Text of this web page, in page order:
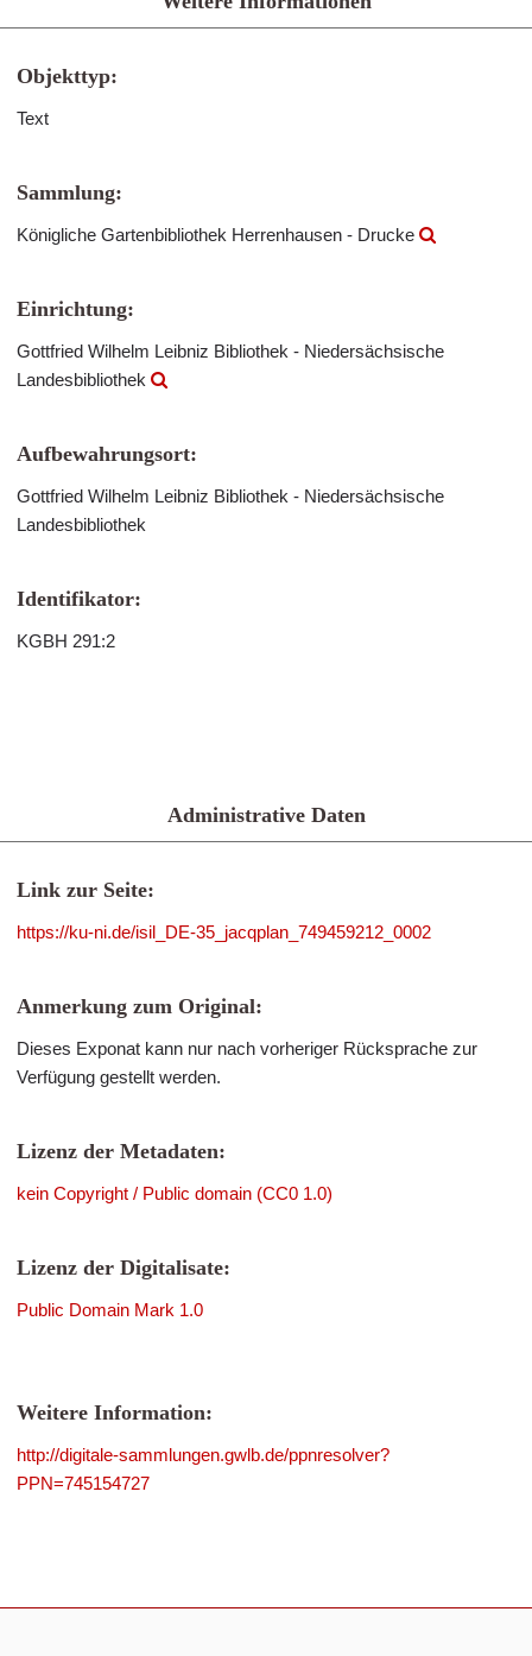
Objekttyp:
Text
Sammlung:
Königliche Gartenbibliothek Herrenhausen - Drucke
Einrichtung:
Gottfried Wilhelm Leibniz Bibliothek - Niedersächsische
Landesbibliothek
Aufbewahrungsort:
Gottfried Wilhelm Leibniz Bibliothek - Niedersächsische
Landesbibliothek
Identifikator:
KGBH 291:2
Administrative Daten
Link zur Seite:
https://ku-ni.de/isil_DE-35_jacqplan_749459212_0002
Anmerkung zum Original:
Dieses Exponat kann nur nach vorheriger Rücksprache zur
Verfügung gestellt werden.
Lizenz der Metadaten:
kein Copyright / Public domain (CC0 1.0)
Lizenz der Digitalisate:
Public Domain Mark 1.0
Weitere Information:
http://digitale-sammlungen.gwlb.de/ppnresolver?
PPN=745154727